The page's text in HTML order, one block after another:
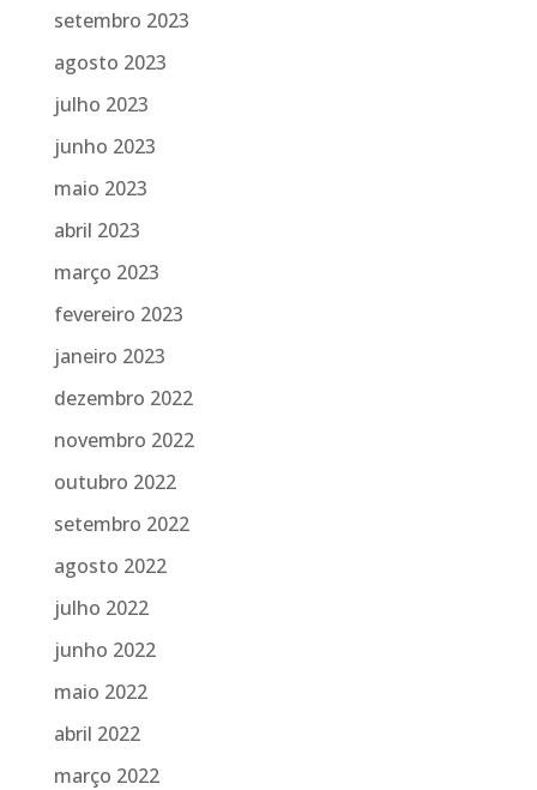
setembro 2023
agosto 2023
julho 2023
junho 2023
maio 2023
abril 2023
março 2023
fevereiro 2023
janeiro 2023
dezembro 2022
novembro 2022
outubro 2022
setembro 2022
agosto 2022
julho 2022
junho 2022
maio 2022
abril 2022
março 2022